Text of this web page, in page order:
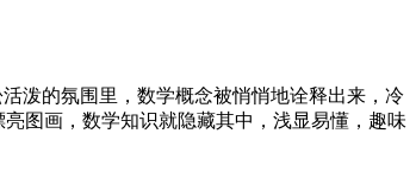
泼的氛围里，数学概念被悄悄地诠释出来，冷
图画，数学知识就隐藏其中，浅显易懂，趣味